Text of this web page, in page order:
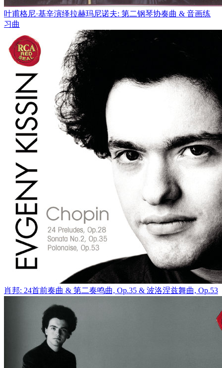
叶甫格尼·基辛演绎拉赫玛尼诺夫: 第二钢琴协奏曲 & 音画练
习曲
肖邦: 24首前奏曲 & 第二奏鸣曲, Op.35 & 波洛涅兹舞曲, Op.53